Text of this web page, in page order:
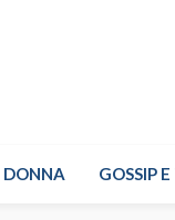
DONNA GOSSIP